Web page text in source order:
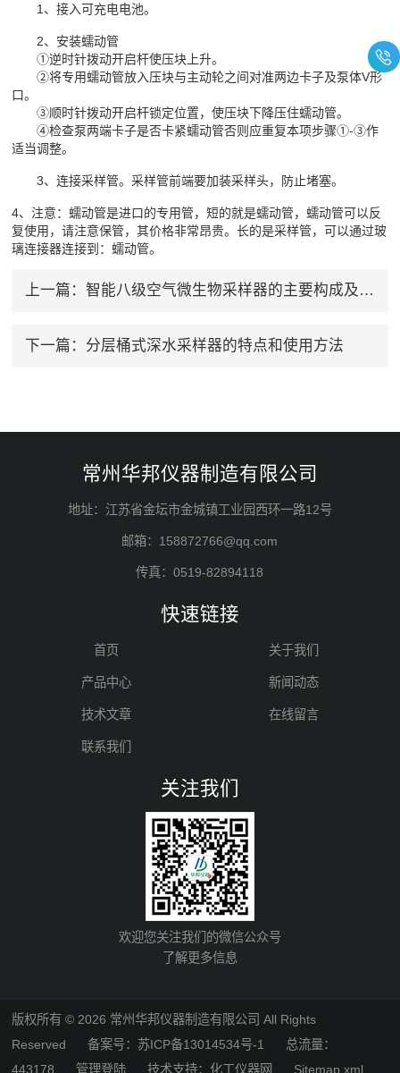
1、接入可充电电池。
2、安装蠕动管
①逆时针拨动开启杆使压块上升。
②将专用蠕动管放入压块与主动轮之间对准两边卡子及泵体V形
口。
③顺时针拨动开启杆锁定位置，使压块下降压住蠕动管。
④检查泵两端卡子是否卡紧蠕动管否则应重复本项步骤①-③作
适当调整。
3、连接采样管。采样管前端要加装采样头，防止堵塞。
4、注意：蠕动管是进口的专用管，短的就是蠕动管，蠕动管可以反
复使用，请注意保管，其价格非常昂贵。长的是采样管，可以通过玻
璃连接器连接到：蠕动管。
上一篇： 智能八级空气微生物采样器的主要构成及操作步骤
下一篇： 分层桶式深水采样器的特点和使用方法
常州华邦仪器制造有限公司
地址：江苏省金坛市金城镇工业园西环一路12号
邮箱：158872766@qq.com
传真：0519-82894118
快速链接
首页 关于我们
产品中心 新闻动态
技术文章 在线留言
联系我们
关注我们
欢迎您关注我们的微信公众号
了解更多信息
版权所有 © 2026 常州华邦仪器制造有限公司 All Rights
Reserved备案号：苏ICP备13014534号-1
总流量：
443178 管理登陆 技术支持：化工仪器网 Sitemap.xml